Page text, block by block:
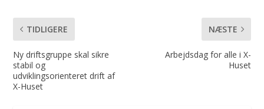
TIDLIGERE
Ny driftsgruppe skal sikre
stabil og
udviklingsorienteret drift af
X-Huset
NÆSTE
Arbejdsdag for alle i X-
Huset